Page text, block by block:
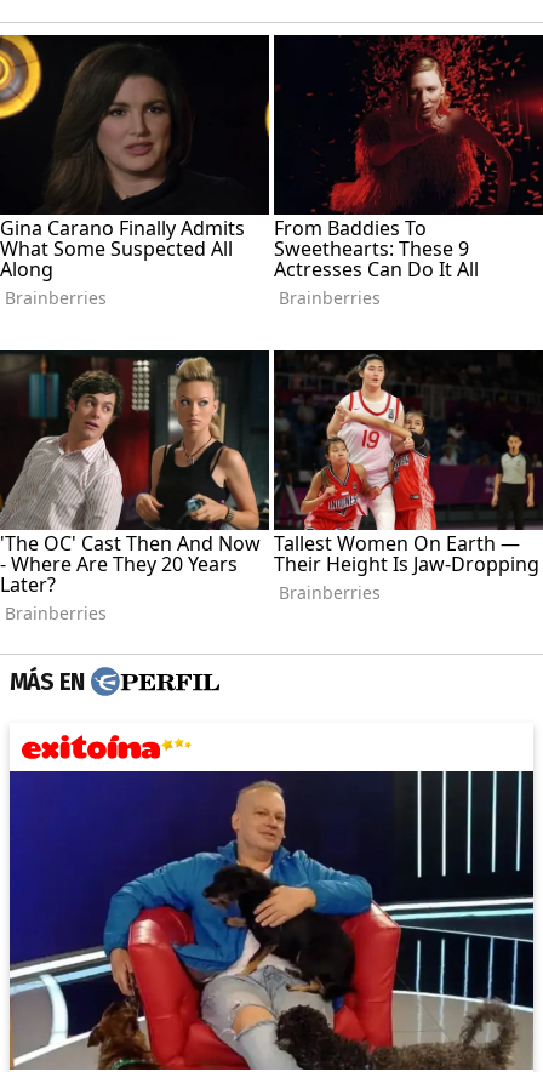
MÁS EN